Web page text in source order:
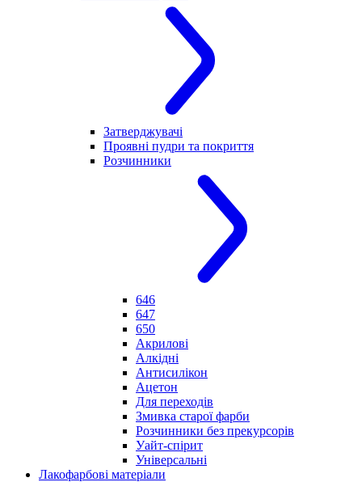
Затверджувачі
Проявні пудри та покриття
Розчинники
646
647
650
Акрилові
Алкідні
Антисилікон
Ацетон
Для переходів
Змивка старої фарби
Розчинники без прекурсорів
Уайт-спірит
Універсальні
Лакофарбові матеріали